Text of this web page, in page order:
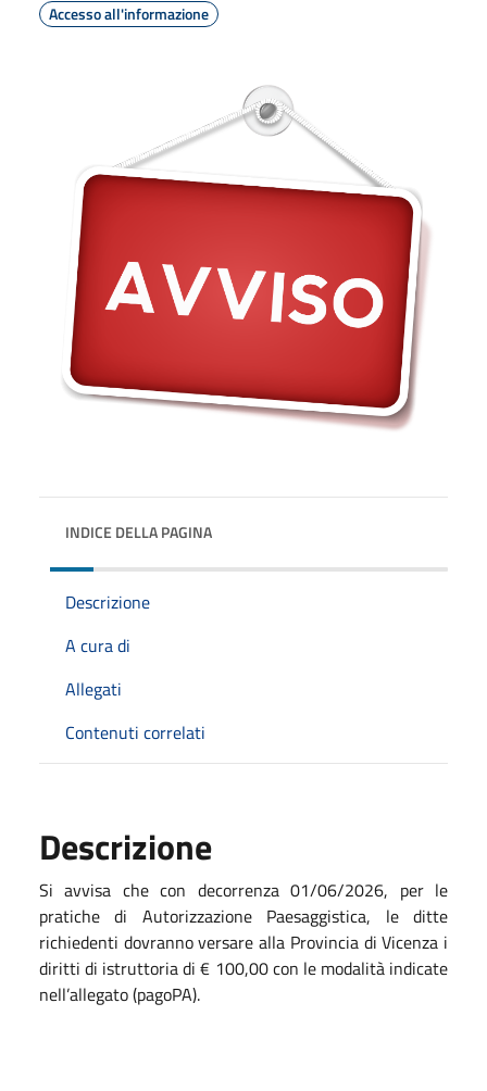
Accesso all'informazione
INDICE DELLA PAGINA
Descrizione
A cura di
Allegati
Contenuti correlati
Descrizione
Si avvisa che con decorrenza 01/06/2026, per le
pratiche di Autorizzazione Paesaggistica, le ditte
richiedenti dovranno versare alla Provincia di Vicenza i
diritti di istruttoria di € 100,00 con le modalità indicate
nell’allegato (pagoPA).